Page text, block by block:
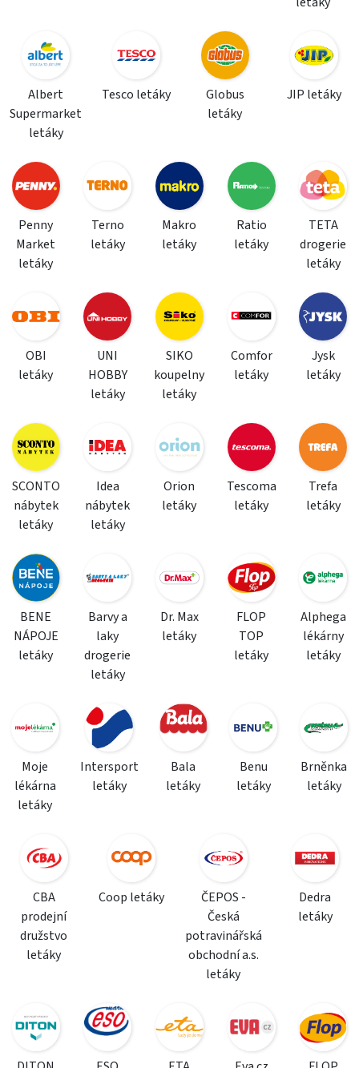
Albert
Supermarket
letáky
Tesco letáky
Globus
letáky
JIP letáky
Penny
Market
letáky
Terno
letáky
Makro
letáky
Ratio
letáky
TETA
drogerie
letáky
OBI
letáky
UNI
HOBBY
letáky
SIKO
koupelny
letáky
Comfor
letáky
Jysk
letáky
SCONTO
nábytek
letáky
Idea
nábytek
letáky
Orion
letáky
Tescoma
letáky
Trefa
letáky
BENE
NÁPOJE
letáky
Barvy a
laky
drogerie
letáky
Dr. Max
letáky
FLOP
TOP
letáky
Alphega
lékárny
letáky
Moje
lékárna
letáky
Intersport
letáky
Bala
letáky
Benu
letáky
Brněnka
letáky
CBA
prodejní
družstvo
letáky
Coop letáky
ČEPOS -
Česká
potravinářská
obchodní a.s.
letáky
Dedra
letáky